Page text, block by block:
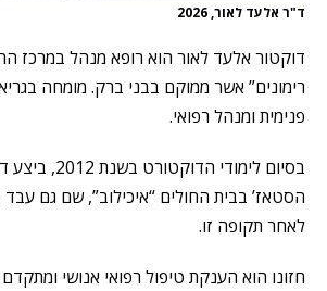
ד"ר אלעד לאור, 2026
דוקטור אלעד לאור הוא רופא מנהל במרכז
רימונים” אשר ממוקם בבני ברק. מומחה
פנימית ומנהל רפואי.
בסיום לימודי
הסטאז’ בבית החולים “איכילוב”, שם גם
לאחר תקופה זו.
חזונו הוא הענקת טיפול רפואי אנושי ומתקדם